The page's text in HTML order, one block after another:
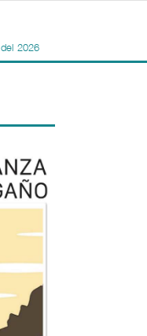
del 2026